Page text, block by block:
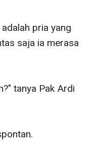
pria yang
saja ia merasa
tanya Pak Ardi